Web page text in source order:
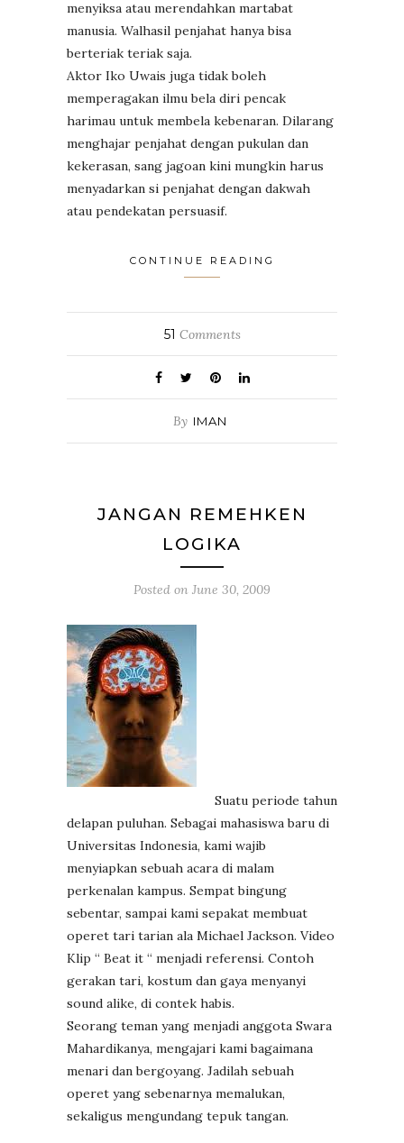
menyiksa atau merendahkan martabat
manusia. Walhasil penjahat hanya bisa
berteriak teriak saja.
Aktor Iko Uwais juga tidak boleh
memperagakan ilmu bela diri pencak
harimau untuk membela kebenaran. Dilarang
menghajar penjahat dengan pukulan dan
kekerasan, sang jagoan kini mungkin harus
menyadarkan si penjahat dengan dakwah
atau pendekatan persuasif.
CONTINUE READING
51 Comments
By IMAN
JANGAN REMEHKEN
LOGIKA
Posted on June 30, 2009
Suatu periode tahun
delapan puluhan. Sebagai mahasiswa baru di
Universitas Indonesia, kami wajib
menyiapkan sebuah acara di malam
perkenalan kampus. Sempat bingung
sebentar, sampai kami sepakat membuat
operet tari tarian ala Michael Jackson. Video
Klip “ Beat it “ menjadi referensi. Contoh
gerakan tari, kostum dan gaya menyanyi
sound alike, di contek habis.
Seorang teman yang menjadi anggota Swara
Mahardikanya, mengajari kami bagaimana
menari dan bergoyang. Jadilah sebuah
operet yang sebenarnya memalukan,
sekaligus mengundang tepuk tangan.